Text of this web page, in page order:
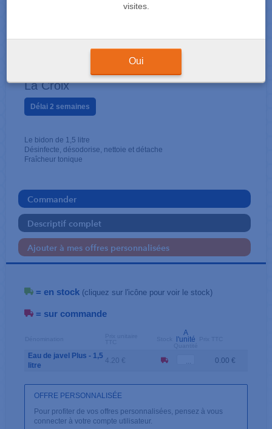
visites.
Oui
Eau de javel Plus 1,5 litre
La Croix
Délai 2 semaines
Le bidon de 1,5 litre
Désinfecte, désodorise, nettoie et détache
Fraîcheur tonique
Commander
Descriptif complet
Ajouter à mes offres personnalisées
= en stock (cliquez sur l'icône pour voir le stock)
= sur commande
A
l'unité
Eau de javel Plus - 1,5
litre
4.20 € 0.00 €
OFFRE PERSONNALISÉE
Pour profiter de vos offres personnalisées, pensez à vous
connecter à votre compte utilisateur.